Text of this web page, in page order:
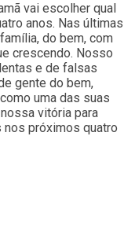
vai escolher qual
anos. Nas últimas
do bem, com
crescendo. Nosso
e de falsas
gente do bem,
uma das suas
vitória para
próximos quatro